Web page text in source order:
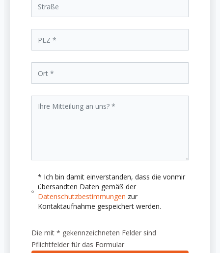
* Ich bin damit einverstanden, dass die vonmir
übersandten Daten gemäß der
Datenschutzbestimmungen zur
Kontaktaufnahme gespeichert werden.
Die mit * gekennzeichneten Felder sind
Pflichtfelder für das Formular